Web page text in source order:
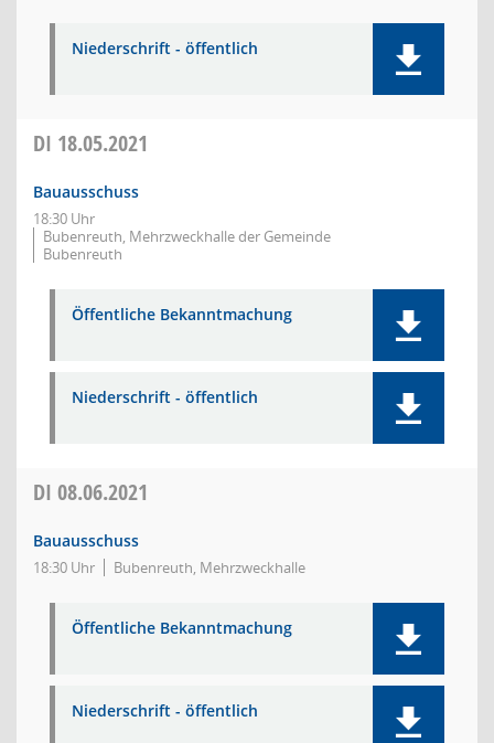
Niederschrift - öffentlich
DI 18.05.2021
Bauausschuss
18:30 Uhr
Bubenreuth, Mehrzweckhalle der Gemeinde
Bubenreuth
Öffentliche Bekanntmachung
Niederschrift - öffentlich
DI 08.06.2021
Bauausschuss
18:30 Uhr Bubenreuth, Mehrzweckhalle
Öffentliche Bekanntmachung
Niederschrift - öffentlich